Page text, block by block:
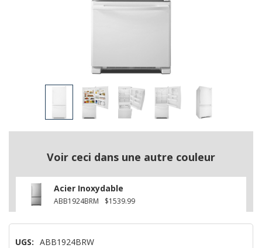
Voir ceci dans une autre couleur
Acier Inoxydable
ABB1924BRM $1539.99
UGS: ABB1924BRW